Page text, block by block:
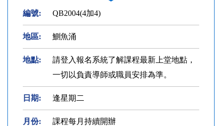
編號: QB2004(4加4)
地區: 鰂魚涌
地點:
請登入報名系統了解課程最新上堂地點，
一切以負責導師或職員安排為準。
日期: 逢星期二
月份: 課程每月持續開辦